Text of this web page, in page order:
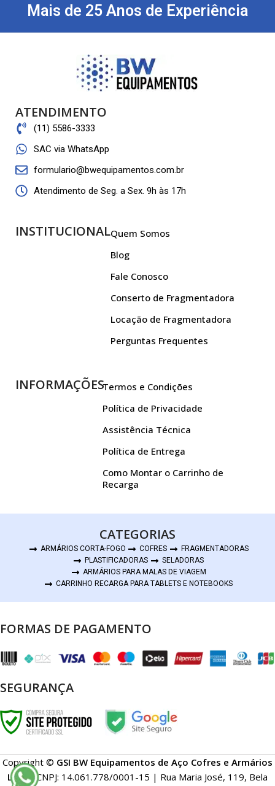
Mais de 25 Anos de Experiência
ATENDIMENTO
(11) 5586-3333
SAC via WhatsApp
formulario@bwequipamentos.com.br
Atendimento de Seg. a Sex. 9h às 17h
INSTITUCIONALQuem Somos
Blog
Fale Conosco
Conserto de Fragmentadora
Locação de Fragmentadora
Perguntas Frequentes
INFORMAÇÕESTermos e Condições
Política de Privacidade
Assistência Técnica
Política de Entrega
Como Montar o Carrinho de
Recarga
CATEGORIAS
ARMÁRIOS CORTA-FOGO COFRES
FRAGMENTADORAS
PLASTIFICADORAS
SELADORAS
ARMÁRIOS PARA MALAS DE VIAGEM
CARRINHO RECARGA PARA TABLETS E NOTEBOOKS
FORMAS DE PAGAMENTO
SEGURANÇA
Copyright © GSI BW Equipamentos de Aço Cofres e Armários
Ltda- CNPJ: 14.061.778/0001-15 | Rua Maria José, 119, Bela